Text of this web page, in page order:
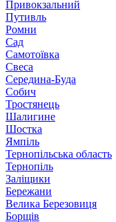
Привокзальний
Путивль
Ромни
Сад
Самотоївка
Свеса
Середина-Буда
Собич
Тростянець
Шалигине
Шостка
Ямпіль
Тернопільська область
Тернопіль
Заліщики
Бережани
Велика Березовиця
Борщів